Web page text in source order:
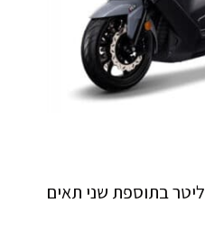
תא אחסון ענק בנפח 45 ליטר בתוספת שני תאים